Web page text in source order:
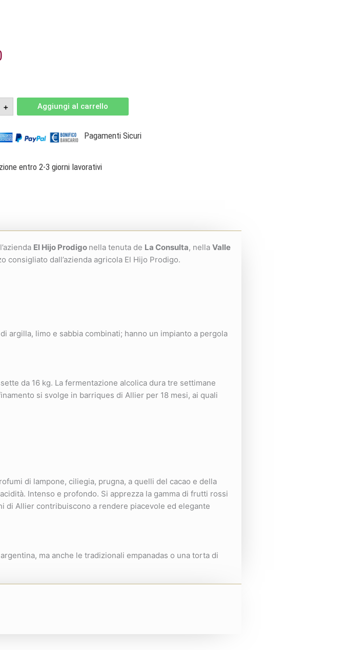
+ Aggiungi al carrello
Pagamenti Sicuri
entro 2-3 giorni lavorativi
El Hijo Prodigo nella tenuta de La Consulta, nella Valle
consigliato dall’azienda agricola El Hijo Prodigo.
argilla, limo e sabbia combinati; hanno un impianto a pergola
da 16 kg. La fermentazione alcolica dura tre settimane
si svolge in barriques di Allier per 18 mesi, ai quali
di lampone, ciliegia, prugna, a quelli del cacao e della
Intenso e profondo. Si apprezza la gamma di frutti rossi
di Allier contribuiscono a rendere piacevole ed elegante
ma anche le tradizionali empanadas o una torta di